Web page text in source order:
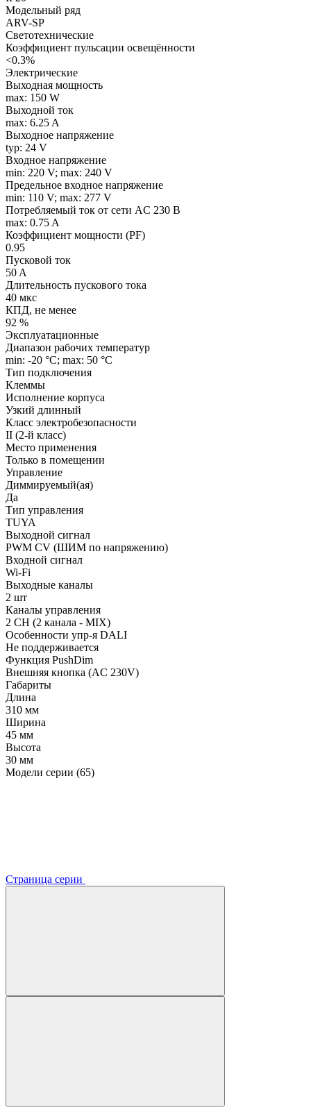
Модельный ряд
ARV-SP
Светотехнические
Коэффициент пульсации освещённости
<0.3%
Электрические
Выходная мощность
max: 150 W
Выходной ток
max: 6.25 A
Выходное напряжение
typ: 24 V
Входное напряжение
min: 220 V; max: 240 V
Предельное входное напряжение
min: 110 V; max: 277 V
Потребляемый ток от сети AC 230 В
max: 0.75 A
Коэффициент мощности (PF)
0.95
Пусковой ток
50 A
Длительность пускового тока
40 мкс
КПД, не менее
92 %
Эксплуатационные
Диапазон рабочих температур
min: -20 °C; max: 50 °C
Тип подключения
Клеммы
Исполнение корпуса
Узкий длинный
Класс электробезопасности
II (2-й класс)
Место применения
Только в помещении
Управление
Диммируемый(ая)
Да
Тип управления
TUYA
Выходной сигнал
PWM СV (ШИМ по напряжению)
Входной сигнал
Wi-Fi
Выходные каналы
2 шт
Каналы управления
2 CH (2 канала - MIX)
Особенности упр-я DALI
Не поддерживается
Функция PushDim
Внешняя кнопка (AC 230V)
Габариты
Длина
310 мм
Ширина
45 мм
Высота
30 мм
Модели серии (65)
Страница серии